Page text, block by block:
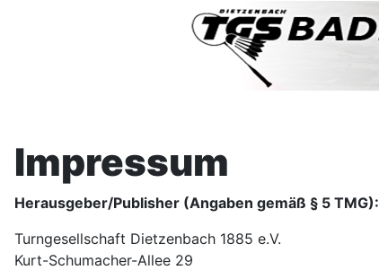
Impressum
Herausgeber/Publisher (Angaben gemäß § 5 TMG):
Turngesellschaft Dietzenbach 1885 e.V.
Kurt-Schumacher-Allee 29